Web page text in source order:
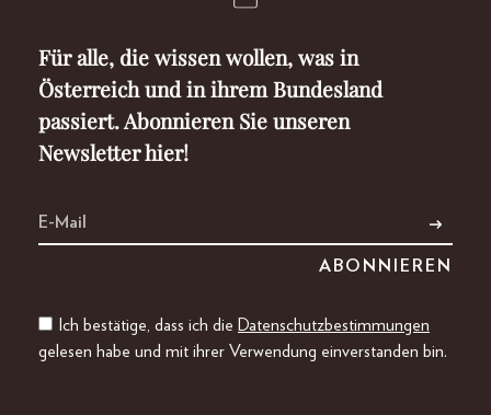
Für alle, die wissen wollen, was in
Österreich und in ihrem Bundesland
passiert. Abonnieren Sie unseren
Newsletter hier!
Ich bestätige, dass ich die Datenschutzbestimmungen
gelesen habe und mit ihrer Verwendung einverstanden bin.